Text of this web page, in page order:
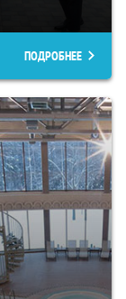
ПОДРОБНЕЕ